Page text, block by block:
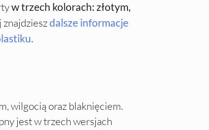
w trzech kolorach: złotym,
znajdzieszdalsze informacje
wilgocią oraz blaknięciem.
jest w trzech wersjach